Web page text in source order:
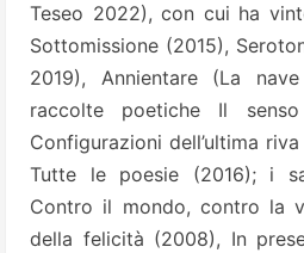
Teseo 2022), con cui ha
Sottomissione (2015),
2019), Annientare (La
raccolte poetiche Il
Configurazioni dell’ultima
Tutte le poesie (2016); i
Contro il mondo, contro la
della felicità (2008), In